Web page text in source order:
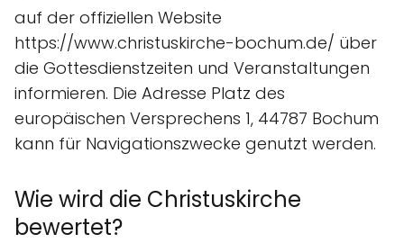
auf der offiziellen Website
https://www.christuskirche-bochum.de/ über
die Gottesdienstzeiten und Veranstaltungen
informieren. Die Adresse Platz des
europäischen Versprechens 1, 44787 Bochum
kann für Navigationszwecke genutzt werden.
Wie wird die Christuskirche
bewertet?